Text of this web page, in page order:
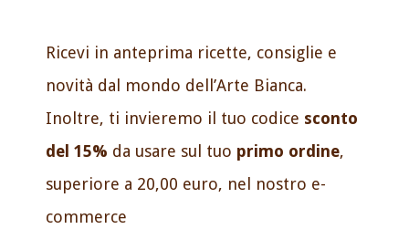
Ricevi in anteprima ricette, consiglie e
novità dal mondo dell’Arte Bianca.
Inoltre, ti invieremo il tuo codice sconto
del 15% da usare sul tuo primo ordine,
superiore a 20,00 euro, nel nostro e-
commerce